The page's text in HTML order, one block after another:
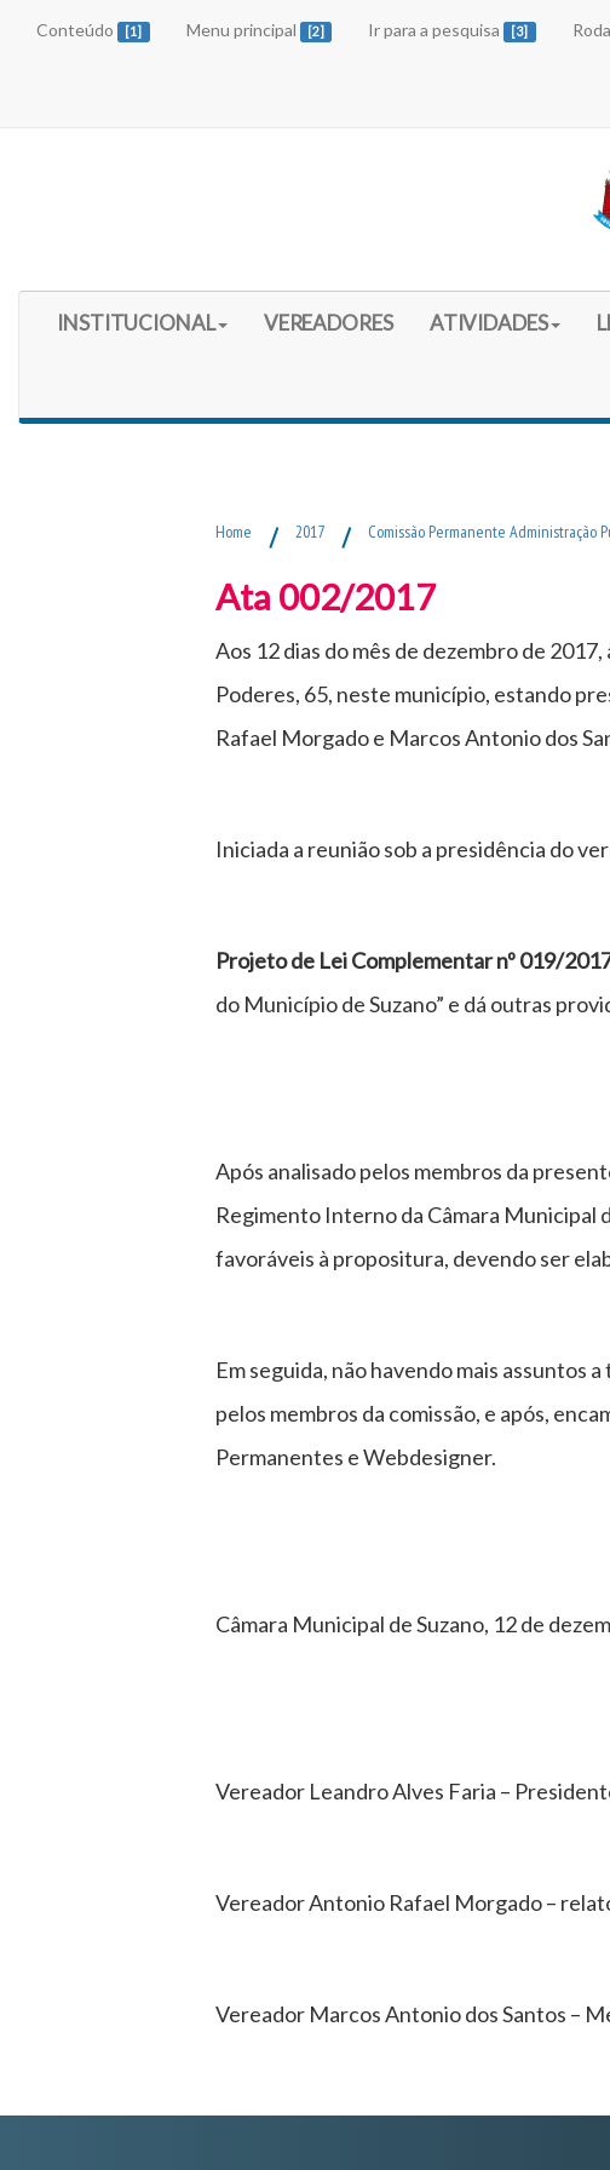
Conteúdo [1] Menu principal [2] Ir para a pesquisa [3]
Início do Menu Principal
INSTITUCIONAL VEREADORES ATIVIDADES
Home / 2017 / Comissão Permanente Administração
Ata 002/2017
Aos 12 dias do mês de dezembro de
Poderes, 65, neste município, estando
Rafael Morgado e Marcos Antonio dos
Iniciada a reunião sob a presidência do
Projeto de Lei Complementar nº 019/
do Município de Suzano” e dá outras
Após analisado pelos membros da
Regimento Interno da Câmara Municipal
favoráveis à propositura, devendo ser
Em seguida, não havendo mais assuntos
pelos membros da comissão, e após,
Permanentes e Webdesigner.
Câmara Municipal de Suzano, 12 de
Vereador Leandro Alves Faria –
Vereador Antonio Rafael Morgado –
Vereador Marcos Antonio dos Santos –